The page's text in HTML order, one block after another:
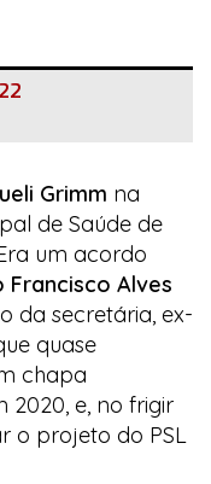
Grimm na
de Saúde de
um acordo
Francisco Alves
da secretária, ex-
quase
chapa
2020, e, no frigir
o projeto do PSL